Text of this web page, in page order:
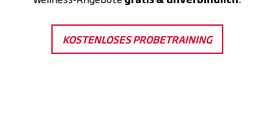
KOSTENLOSES PROBETRAINING